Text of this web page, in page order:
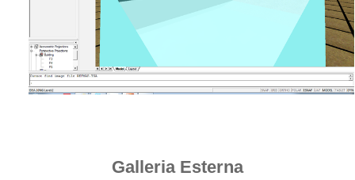
Galleria Esterna